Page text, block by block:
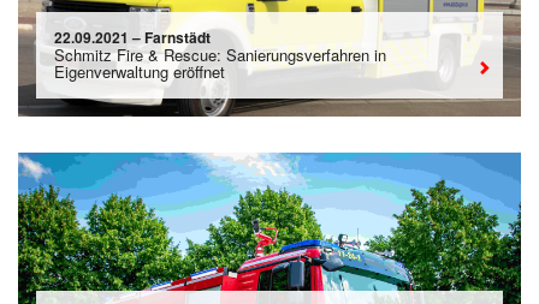
22.09.2021 – Farnstädt
Schmitz Fire & Rescue: Sanierungsverfahren in
Eigenverwaltung eröffnet